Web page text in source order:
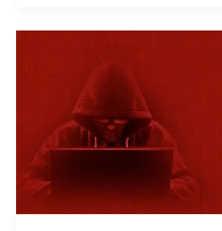
Segredos
Terceiros
Art.
153